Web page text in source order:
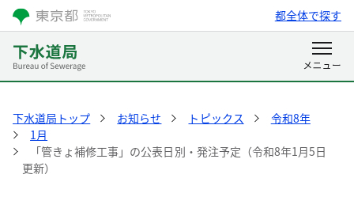
都全体で探す
下水道局トップ お知らせ トピックス
令和8年
1月
「管きょ補修工事」の公表日別・発注予定（令和8年1月5日
更新）